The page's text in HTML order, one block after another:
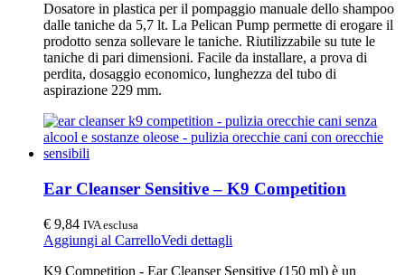
Dosatore in plastica per il pompaggio manuale dello shampoo
dalle taniche da 5,7 lt. La Pelican Pump permette di erogare il
prodotto senza sollevare le taniche. Riutilizzabile su tute le
taniche di pari dimensioni. Facile da installare, a prova di
perdita, dosaggio economico, lunghezza del tubo di
aspirazione 229 mm.
Ear Cleanser Sensitive – K9 Competition
€ 9,84 IVA esclusa
Aggiungi al CarrelloVedi dettagli
K9 Competition - Ear Cleanser Sensitive (150 ml) è un